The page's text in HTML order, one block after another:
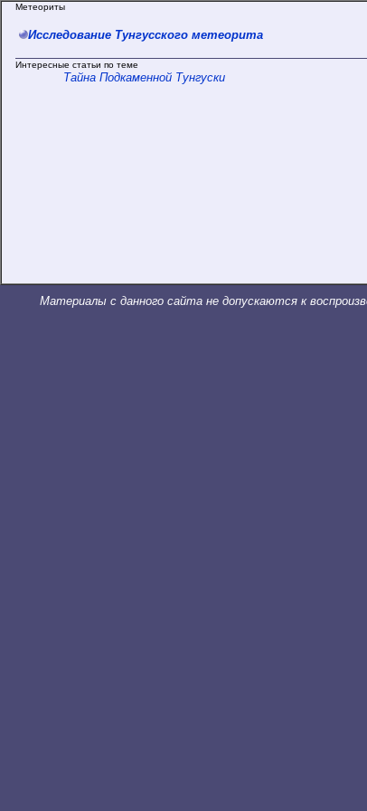
Метеориты
Исследование Тунгусского метеорита
Интересные статьи по теме
Тайна Подкаменной Тунгуски
Материалы с данного сайта не допускаются к